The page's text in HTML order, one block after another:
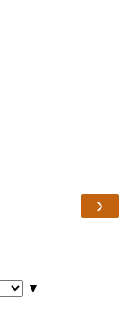
›
▼